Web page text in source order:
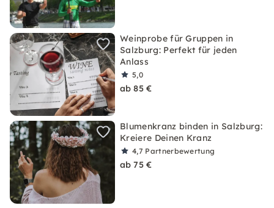
Weinprobe für Gruppen in
Salzburg: Perfekt für jeden
Anlass
5,0
ab 85 €
Blumenkranz binden in Salzburg:
Kreiere Deinen Kranz
4,7 Partnerbewertung
ab 75 €